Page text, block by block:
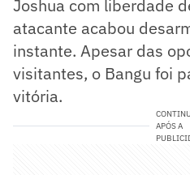
Joshua com liberdade
atacante acabou
instante. Apesar das
visitantes, o Bangu foi
vitória.
APÓS A